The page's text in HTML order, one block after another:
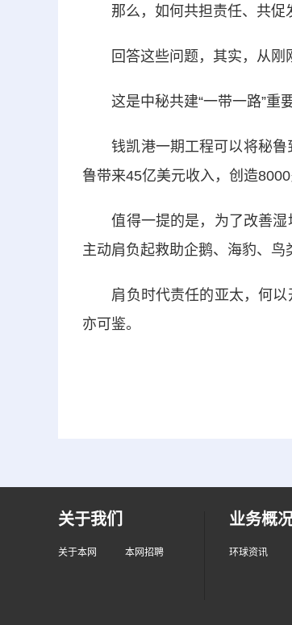
那么，如何共担责任、共促发
回答这些问题，其实，从刚
这是中秘共建“一带一路”重要
钱凯港一期工程可以将秘鲁
鲁带来45亿美元收入，创造8000
值得一提的是，为了改善湿
主动肩负起救助企鹅、海豹、鸟
肩负时代责任的亚太，何以
亦可鉴。
关于我们
关于本网 本网招聘
业务概
环球资讯